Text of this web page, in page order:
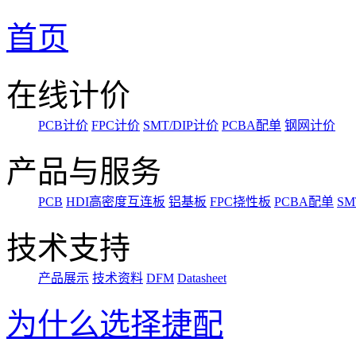
首页
在线计价
PCB计价 FPC计价 SMT/DIP计价 PCBA配单 钢网计价
产品与服务
PCB HDI高密度互连板 铝基板 FPC挠性板 PCBA配单
技术支持
产品展示 技术资料 DFM Datasheet
为什么选择捷配